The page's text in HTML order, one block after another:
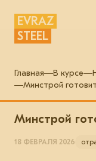
EVRAZ
STEEL
Главная В курсе
Минстрой
Минстрой
18 ФЕВРАЛЯ 2026